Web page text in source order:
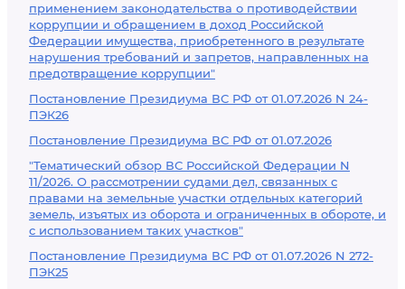
применением законодательства о противодействии
коррупции и обращением в доход Российской
Федерации имущества, приобретенного в результате
нарушения требований и запретов, направленных на
предотвращение коррупции"
Постановление Президиума ВС РФ от 01.07.2026 N 24-
ПЭК26
Постановление Президиума ВС РФ от 01.07.2026
"Тематический обзор ВС Российской Федерации N
11/2026. О рассмотрении судами дел, связанных с
правами на земельные участки отдельных категорий
земель, изъятых из оборота и ограниченных в обороте, и
с использованием таких участков"
Постановление Президиума ВС РФ от 01.07.2026 N 272-
ПЭК25